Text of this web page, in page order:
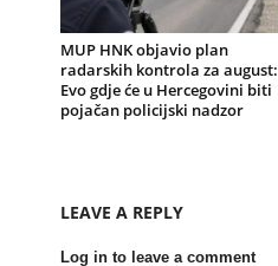
MUP HNK objavio plan
radarskih kontrola za august:
Evo gdje će u Hercegovini biti
pojačan policijski nadzor
LEAVE A REPLY
Log in to leave a comment